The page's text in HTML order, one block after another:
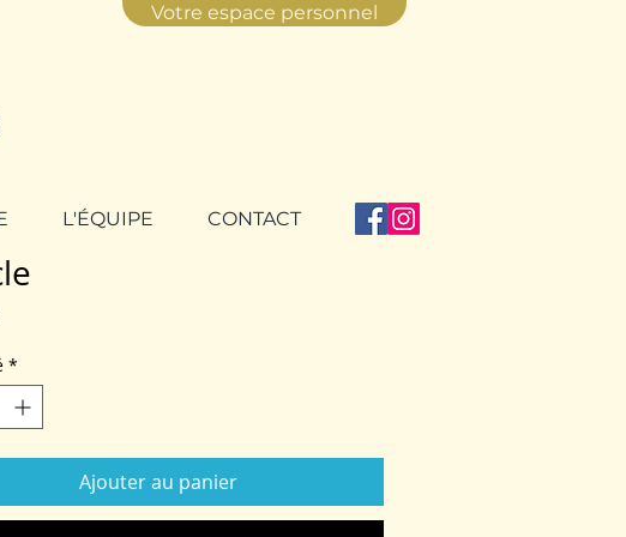
Votre espace personnel
L'ÉQUIPE CONTACT
*
Ajouter au panier